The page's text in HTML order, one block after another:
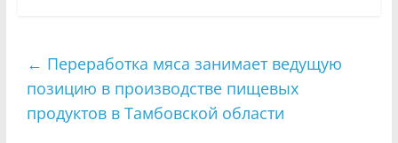
← Переработка мяса занимает ведущую
позицию в производстве пищевых
продуктов в Тамбовской области